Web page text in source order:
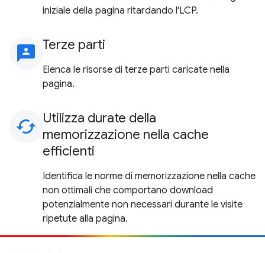
iniziale della pagina ritardando l'LCP.
3p Terze parti
Elenca le risorse di terze parti caricate nella
pagina.
cached Utilizza durate della
memorizzazione nella cache
efficienti
Identifica le norme di memorizzazione nella cache
non ottimali che comportano download
potenzialmente non necessari durante le visite
ripetute alla pagina.